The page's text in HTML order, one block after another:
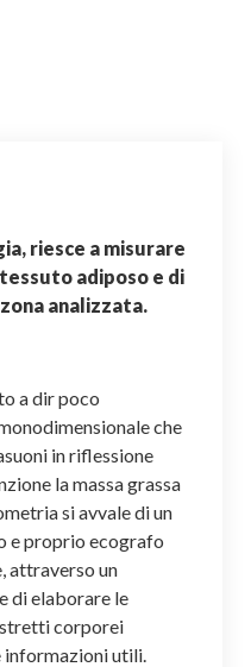
riesce a misurare
adiposo e di
analizzata.
a dir poco
che
in riflessione
la massa grassa
si avvale di un
e proprio ecografo
attraverso un
di elaborare le
corporei
informazioni utili.